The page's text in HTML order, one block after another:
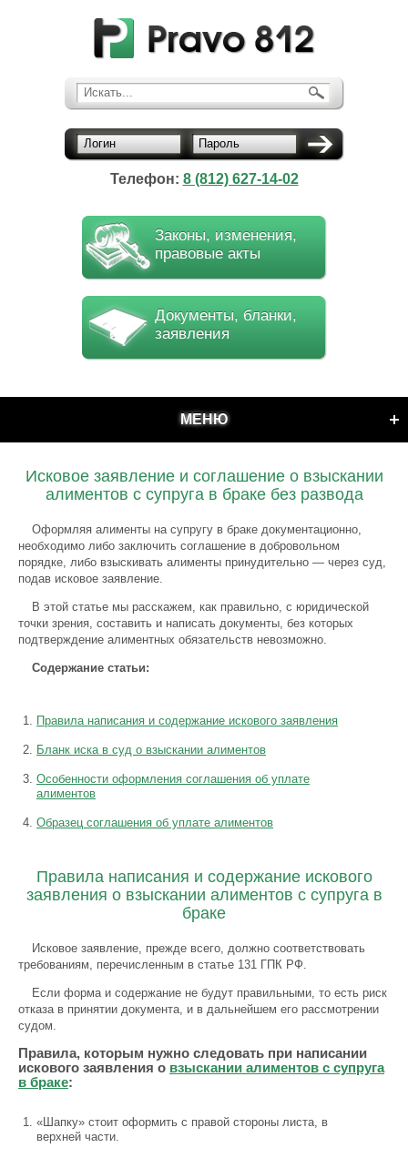
Искать...
Логин Пароль
Телефон: 8 (812) 627-14-02
Законы, изменения,
правовые акты
Документы, бланки,
заявления
МЕНЮ
Исковое заявление и соглашение о взыскании
алиментов с супруга в браке без развода
Оформляя алименты на супругу в браке документационно,
необходимо либо заключить соглашение в добровольном
порядке, либо взыскивать алименты принудительно — через суд,
подав исковое заявление.
В этой статье мы расскажем, как правильно, с юридической
точки зрения, составить и написать документы, без которых
подтверждение алиментных обязательств невозможно.
Содержание статьи:
Правила написания и содержание искового заявления
Бланк иска в суд о взыскании алиментов
Особенности оформления соглашения об уплате
алиментов
Образец соглашения об уплате алиментов
Правила написания и содержание искового
заявления о взыскании алиментов с супруга в
браке
Исковое заявление, прежде всего, должно соответствовать
требованиям, перечисленным в статье 131 ГПК РФ.
Если форма и содержание не будут правильными, то есть риск
отказа в принятии документа, и в дальнейшем его рассмотрении
судом.
Правила, которым нужно следовать при написании
искового заявления о взыскании алиментов с супруга
в браке:
«Шапку» стоит оформить с правой стороны листа, в
верхней части.